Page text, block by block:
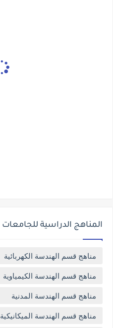
المناهج الدراسية للجامعات
مناهج قسم الهندسة الكهربائية
مناهج قسم الهندسة الكيمياوية
مناهج قسم الهندسة المدنية
مناهج قسم الهندسة الميكانيكية